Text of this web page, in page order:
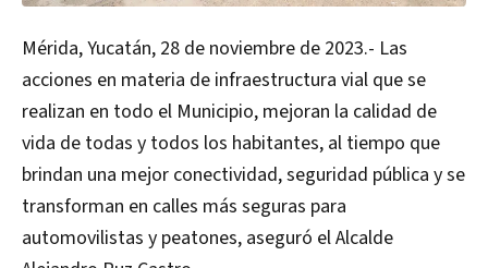
Mérida, Yucatán, 28 de noviembre de 2023.- Las
acciones en materia de infraestructura vial que se
realizan en todo el Municipio, mejoran la calidad de
vida de todas y todos los habitantes, al tiempo que
brindan una mejor conectividad, seguridad pública y se
transforman en calles más seguras para
automovilistas y peatones, aseguró el Alcalde